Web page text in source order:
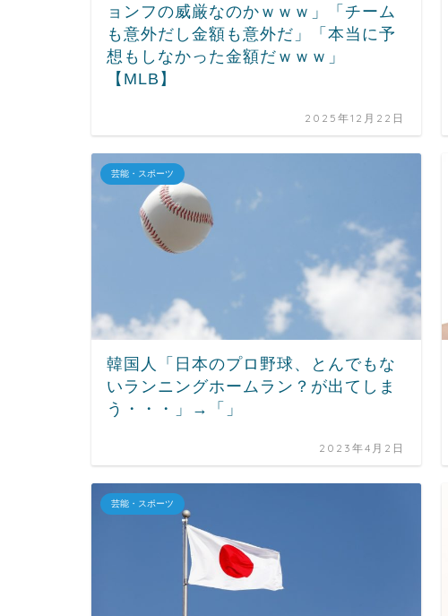
ョンフの威厳なのかｗｗｗ」「チーム
も意外だし金額も意外だ」「本当に予
想もしなかった金額だｗｗｗ」
【MLB】
2025年12月22日
芸能・スポーツ
韓国人「日本のプロ野球、とんでもな
いランニングホームラン？が出てしま
う・・・」→「」
2023年4月2日
芸能・スポーツ